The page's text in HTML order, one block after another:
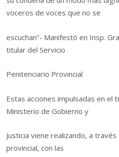
voceros de voces que no se
escuchan”- Manifestó en Insp.
titular del Servicio
Penitenciario Provincial
Estas acciones impulsadas en el
Ministerio de Gobierno y
Justicia viene realizando, a
provincial, con las